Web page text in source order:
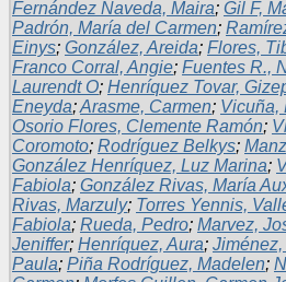
Fernández Naveda, Maira; Gil F,
Padrón, María del Carmen;
Einys; González, Areida; Flores,
Franco Corral, Angie; Fuentes R.,
Laurendt O; Henríquez Tovar,
Eneyda;Arasme, Carmen; Vicuña,
Osorio Flores, Clemente Ramón;
Coromoto; Rodríguez Belkys;
González Henríquez, Luz Marina;
Fabiola; González Rivas, María
Rivas, Marzuly; Torres Yennis,
Fabiola; Rueda, Pedro; Marvez,
Jeniffer; Henríquez, Aura;
Paula; Piña Rodríguez, Madelen;